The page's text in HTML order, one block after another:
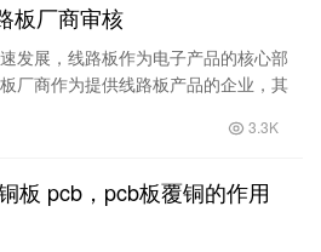
板厂商审核
发展，线路板作为电子产品的核心部
厂商作为提供线路板产品的企业，其
3.3K
板 pcb，pcb板覆铜的作用